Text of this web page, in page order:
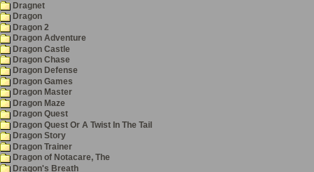
Dragnet
Dragon
Dragon 2
Dragon Adventure
Dragon Castle
Dragon Chase
Dragon Defense
Dragon Games
Dragon Master
Dragon Maze
Dragon Quest
Dragon Quest Or A Twist In The Tail
Dragon Story
Dragon Trainer
Dragon of Notacare, The
Dragon's Breath